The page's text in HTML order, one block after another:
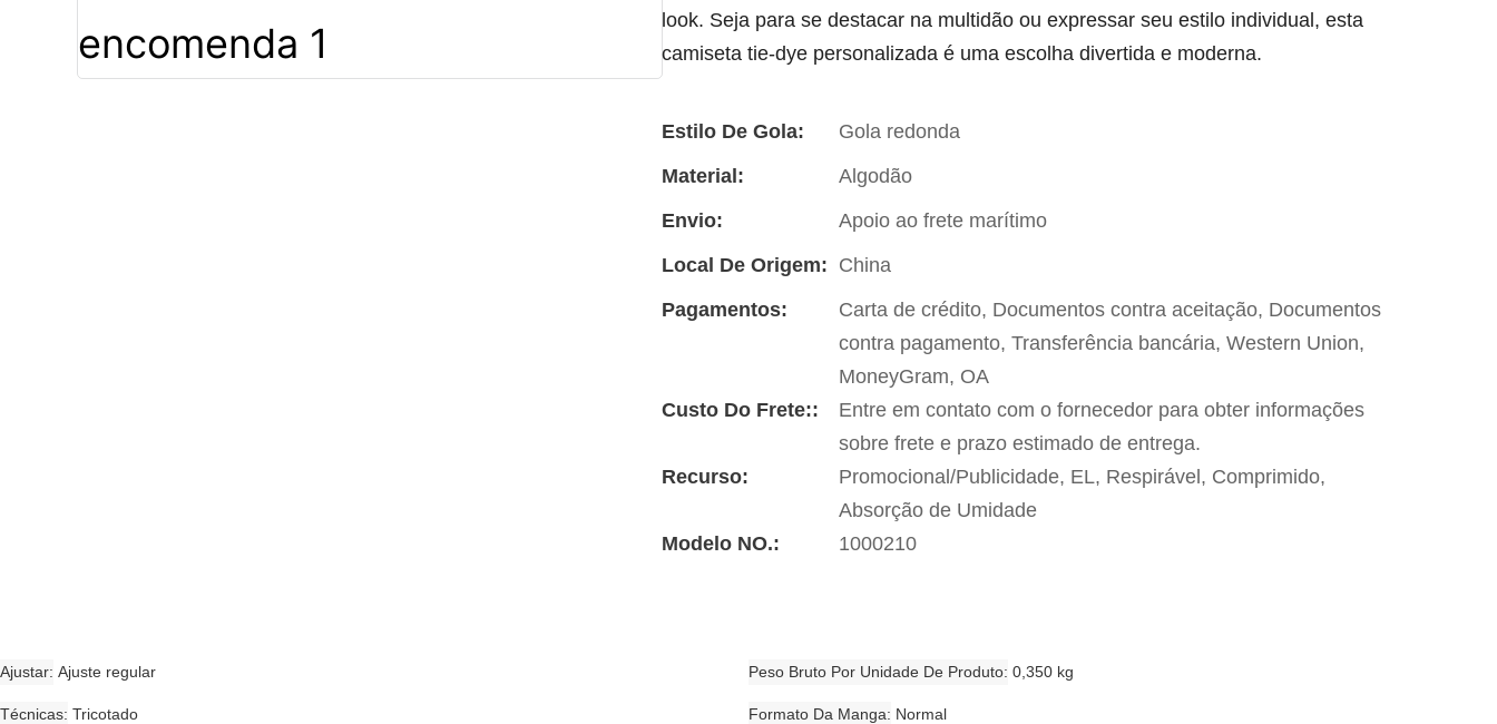
look. Seja para se destacar na multidão ou expressar seu estilo individual, esta
camiseta tie-dye personalizada é uma escolha divertida e moderna.
Estilo De Gola:
Gola redonda
Material:
Algodão
Envio:
Apoio ao frete marítimo
Local De Origem: China
Pagamentos:
Carta de crédito, Documentos contra aceitação, Documentos
contra pagamento, Transferência bancária, Western Union,
MoneyGram, OA
Custo Do Frete::
Entre em contato com o fornecedor para obter informações
sobre frete e prazo estimado de entrega.
Recurso:
Promocional/Publicidade, EL, Respirável, Comprimido,
Absorção de Umidade
Modelo NO.:
1000210
Ajustar Ajuste regular Peso Bruto Por Unidade De Produto 0,350 kg
Técnicas Tricotado Formato Da Manga Normal